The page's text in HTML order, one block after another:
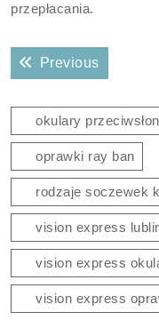
przepłacania.
Nawigacja
wpisuPreviousPrevious
okulary
oprawki ray ban
rodzaje soczewek
vision express
vision express
vision express